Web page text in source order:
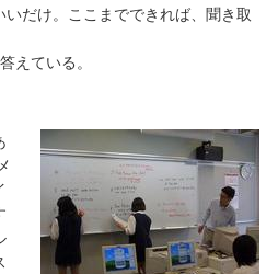
だけ。ここまでできれば、聞き取
えている。